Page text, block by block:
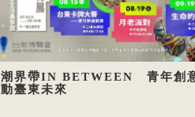
潮界帶IN BETWEEN 青年創
動臺東未來